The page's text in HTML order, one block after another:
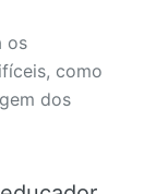
os
como
dos